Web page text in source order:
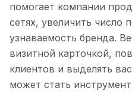
помогает компании
сетях, увеличить число
узнаваемость бренда.
визитной карточкой,
клиентов и выделять
может стать